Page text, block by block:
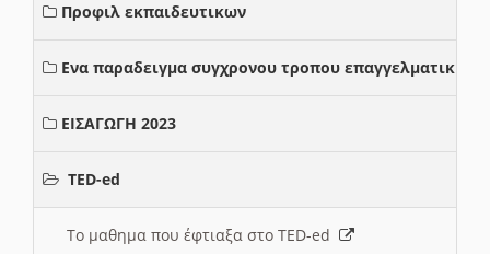
Προφιλ εκπαιδευτικων
Ενα παραδειγμα συγχρονου τροπου επαγγελματικης
ΕΙΣΑΓΩΓΗ 2023
TED-ed
Το μαθημα που έφτιαξα στο TED-ed